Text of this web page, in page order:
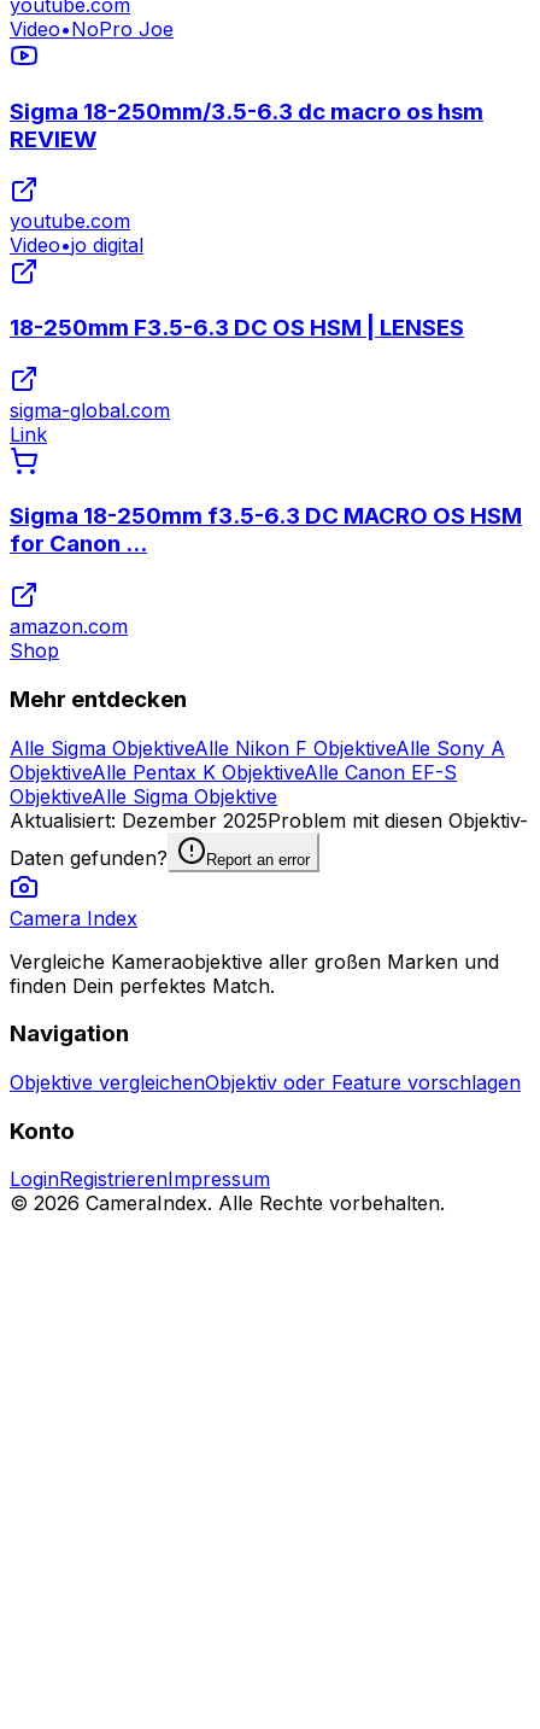
Video•NoPro Joe
Sigma 18-250mm/3.5-6.3 dc macro os hsm
REVIEW
youtube.com
Video•jo digital
18-250mm F3.5-6.3 DC OS HSM | LENSES
sigma-global.com
Link
Sigma 18-250mm f3.5-6.3 DC MACRO OS HSM
for Canon ...
amazon.com
Shop
Mehr entdecken
Alle Sigma ObjektiveAlle Nikon F ObjektiveAlle Sony A
ObjektiveAlle Pentax K ObjektiveAlle Canon EF-S
ObjektiveAlle Sigma Objektive
Aktualisiert: Dezember 2025Problem mit diesen Objektiv-
Daten gefunden?
Report an error
Camera Index
Vergleiche Kameraobjektive aller großen Marken und
finden Dein perfektes Match.
Navigation
Objektive vergleichenObjektiv oder Feature vorschlagen
Konto
LoginRegistrierenImpressum
© 2026 CameraIndex. Alle Rechte vorbehalten.